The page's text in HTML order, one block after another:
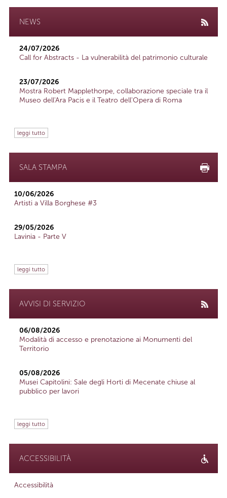
NEWS
24/07/2026
Call for Abstracts - La vulnerabilità del patrimonio culturale
23/07/2026
Mostra Robert Mapplethorpe, collaborazione speciale tra il
Museo dell'Ara Pacis e il Teatro dell'Opera di Roma
leggi tutto
SALA STAMPA
10/06/2026
Artisti a Villa Borghese #3
29/05/2026
Lavinia - Parte V
leggi tutto
AVVISI DI SERVIZIO
06/08/2026
Modalità di accesso e prenotazione ai Monumenti del
Territorio
05/08/2026
Musei Capitolini: Sale degli Horti di Mecenate chiuse al
pubblico per lavori
leggi tutto
ACCESSIBILITÀ
Accessibilità